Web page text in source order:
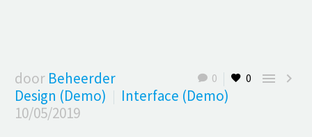
0 0  
door Beheerder
Design (Demo)
Interface (Demo)
10/05/2019